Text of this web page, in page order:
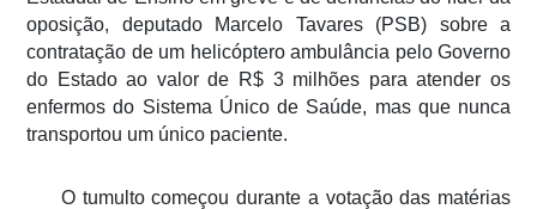
oposição, deputado Marcelo Tavares (PSB) sobre a
contratação de um helicóptero ambulância pelo Governo
do Estado ao valor de R$ 3 milhões para atender os
enfermos do Sistema Único de Saúde, mas que nunca
transportou um único paciente.
O tumulto começou durante a votação das matérias